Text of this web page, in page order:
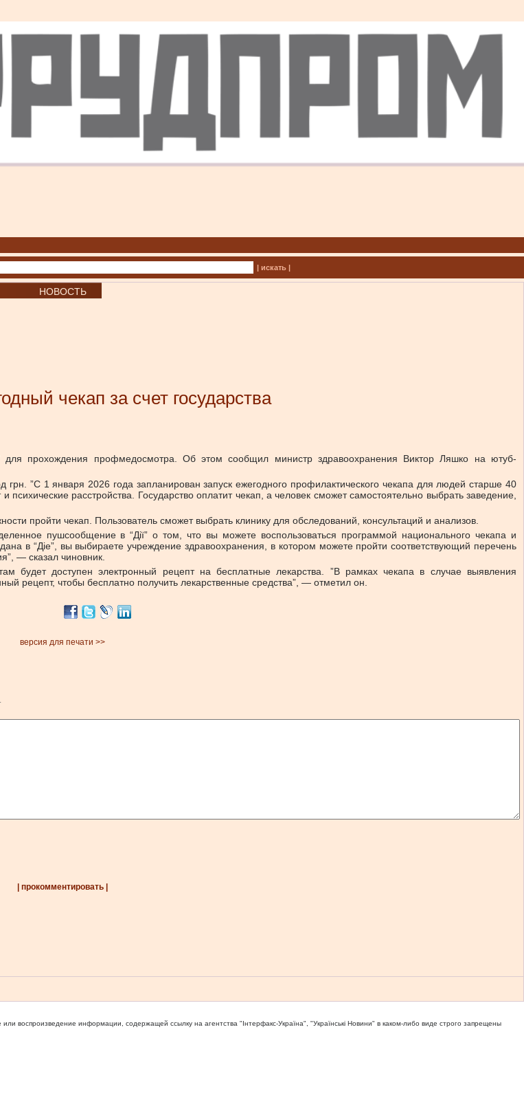
| искать |
НОВОСТЬ
чекап за счет государства
для прохождения профмедосмотра. Об этом сообщил министр здравоохранения Виктор Ляшко на ютуб-
”С 1 января 2026 года запланирован запуск ежегодного профилактического чекапа для людей старше 40
расстройства. Государство оплатит чекап, а человек сможет самостоятельно выбрать заведение,
пройти чекап. Пользователь сможет выбрать клинику для обследований, консультаций и анализов.
пушсообщение в “Дії” о том, что вы можете воспользоваться программой национального чекапа и
в “Діе”, вы выбираете учреждение здравоохранения, в котором можете пройти соответствующий перечень
— сказал чиновник.
будет доступен электронный рецепт на бесплатные лекарства. ”В рамках чекапа в случае выявления
рецепт, чтобы бесплатно получить лекарственные средства”, — отметил он.
версия для печати >>
.
| прокомментировать |
или воспроизведение информации, содержащей ссылку на агентства "Iнтерфакс-Україна", "Українськi Новини" в каком-либо виде строго запрещены